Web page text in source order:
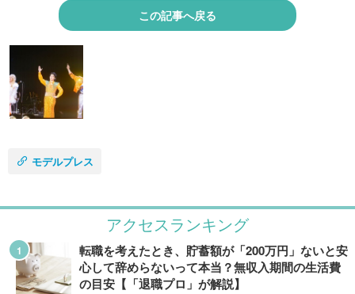
この記事へ戻る
モデルプレス
アクセスランキング
転職を考えたとき、貯蓄額が「200万円」ないと安
心して辞めらないって本当？無収入期間の生活費
の目安【「退職プロ」が解説】